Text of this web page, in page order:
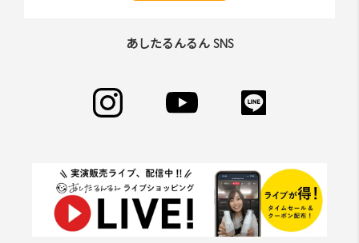
あしたるんるん SNS